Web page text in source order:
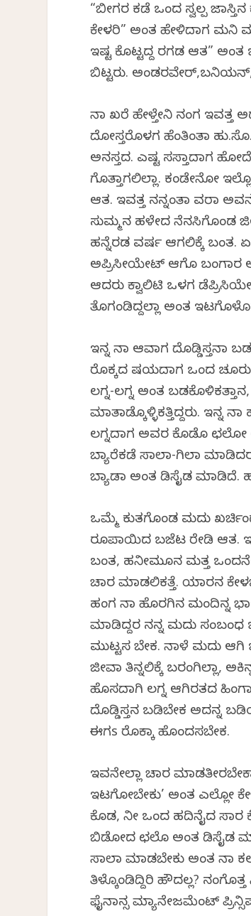
“ಬೀಗರ ಕಡೆ ಒಂದ ಸ್ವಲ್ಪ
ಕೇಳರಿ” ಅಂತ ಹೇಳಿದಾಗ ಮನಿ
ಇಷ್ಟ ಕೊಟ್ಟದ್ದ ರಗಡ ಆತ”
ಬಿಟ್ಟರು. ಅಂಡರವೇರ್,ಬನಿಯನ್,
ನಾ ಖರೆ ಹೇಳ್ತೇನಿ ನಂಗ
ದೋಸ್ತರೊಳಗ ಹೆಂತಿಂತಾ
ಅನಸ್ತದ. ಎಷ್ಟ ಸಸ್ತಾದಾಗ
ಗೊತ್ತಾಗಲಿಲ್ಲಾ. ಕಂಡೇನೋ
ಆತ. ಇವತ್ತ ನನ್ನಂತಾ ವರಾ
ಸುಮ್ಮನ ಹಳೇದ ನೆನಸಿಗೊಂಡ
ಹನ್ನೆರಡ ವರ್ಷ ಆಗಲಿಕ್ಕೆ ಬಂತ.
ಅಪ್ರಿಸೀಯೇಟ್ ಆಗೊ ಬಂಗಾರ
ಆದರು ಕ್ವಾಲಿಟಿ ಒಳಗ
ತೊಗಂಡಿದ್ದಲ್ಲಾ ಅಂತ
ಇನ್ನ ನಾ ಆವಾಗ ದೊಡ್ಡಿಸ್ತನಾ
ರೊಕ್ಕದ ವಿಷಯದಾಗ ಒಂದ
ಲಗ್ನ-ಲಗ್ನ ಅಂತ
ಮಾತಾಡ್ಕೊಳ್ಳಿಕತ್ತಿದ್ದರು. ಇನ್ನ
ಲಗ್ನದಾಗ ಅವರ ಕೊಡೊ ಛಲೋ
ಬ್ಯಾರೆಕಡೆ ಸಾಲಾ-ಗಿಲಾ
ಬ್ಯಾಡಾ ಅಂತ ಡಿಸೈಡ ಮಾಡಿದೆ.
ಒಮ್ಮೆ ಕುತಗೊಂಡ ಮದುವಿ
ರೂಪಾಯಿದ ಬಜೆಟ ರೇಡಿ ಆತ.
ಬಂತ, ಹನೀಮೂನ ಮತ್ತ
ವಿಚಾರ ಮಾಡಲಿಕತ್ತೆ. ಯಾರನ
ಹಂಗ ನಾ ಹೊರಗಿನ ಮಂದಿನ್ನ
ಮಾಡಿದ್ದರ ನನ್ನ ಮದುವಿ
ಮುಟ್ಟಸ ಬೇಕ. ನಾಳೆ ಮದುವಿ ಆಗಿ
ಜೀವಾ ತಿನ್ನಲಿಕ್ಕೆ ಬರಂಗಿಲ್ಲಾ,
ಹೊಸದಾಗಿ ಲಗ್ನ ಆಗಿರತದ
ದೊಡ್ಡಿಸ್ತನ ಬಡಿಬೇಕ ಅದನ್ನ
ಈಗs ರೊಕ್ಕಾ ಹೊಂದಸಬೇಕ.
ಇವನೇಲ್ಲಾ ವಿಚಾರ
ಇಟಗೋಬೇಕು’ ಅಂತ ಎಲ್ಲೋ
ಕೊಡ, ನೀ ಒಂದ ಹದಿನೈದ
ಬಿಡೋದ ಛಲೊ ಅಂತ ಡಿಸೈಡ
ಸಾಲಾ ಮಾಡಬೇಕು ಅಂತ ನಾ
ತಿಳ್ಕೊಂಡಿದ್ದಿರಿ ಹೌದಲ್ಲ?
ಫೈನಾನ್ಸ ಮ್ಯಾನೇಜಮೆಂಟ್